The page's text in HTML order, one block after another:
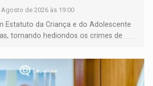
Agosto de 2026 às 19:00
Estatuto da Criança e do Adolescente
tornando hediondos os crimes de